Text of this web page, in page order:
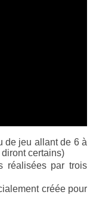
de jeu allant de 6 à
certains)
réalisées par trois
créée pour